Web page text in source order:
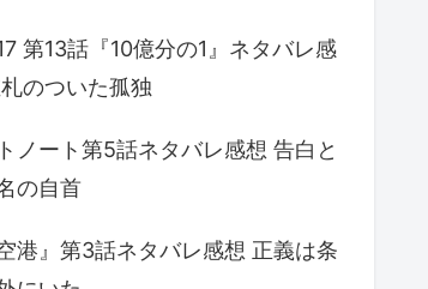
第13話『10億分の1』ネタバレ感
のついた孤独
ノート第5話ネタバレ感想 告白と
の自首
空港』第3話ネタバレ感想 正義は条